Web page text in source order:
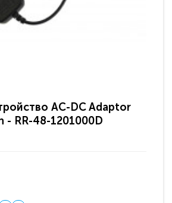
AC-DC Adaptor
- RR-48-1201000D